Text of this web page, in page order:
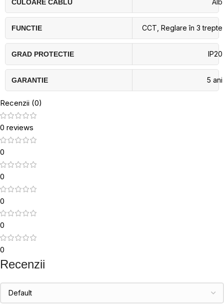
CULOARE CABLU Alb
FUNCTIE CCT Reglare în 3 trepte
GRAD PROTECTIE IP20
GARANTIE 5 ani
Recenzii (0)
0 reviews
0
0
0
0
0
Recenzii